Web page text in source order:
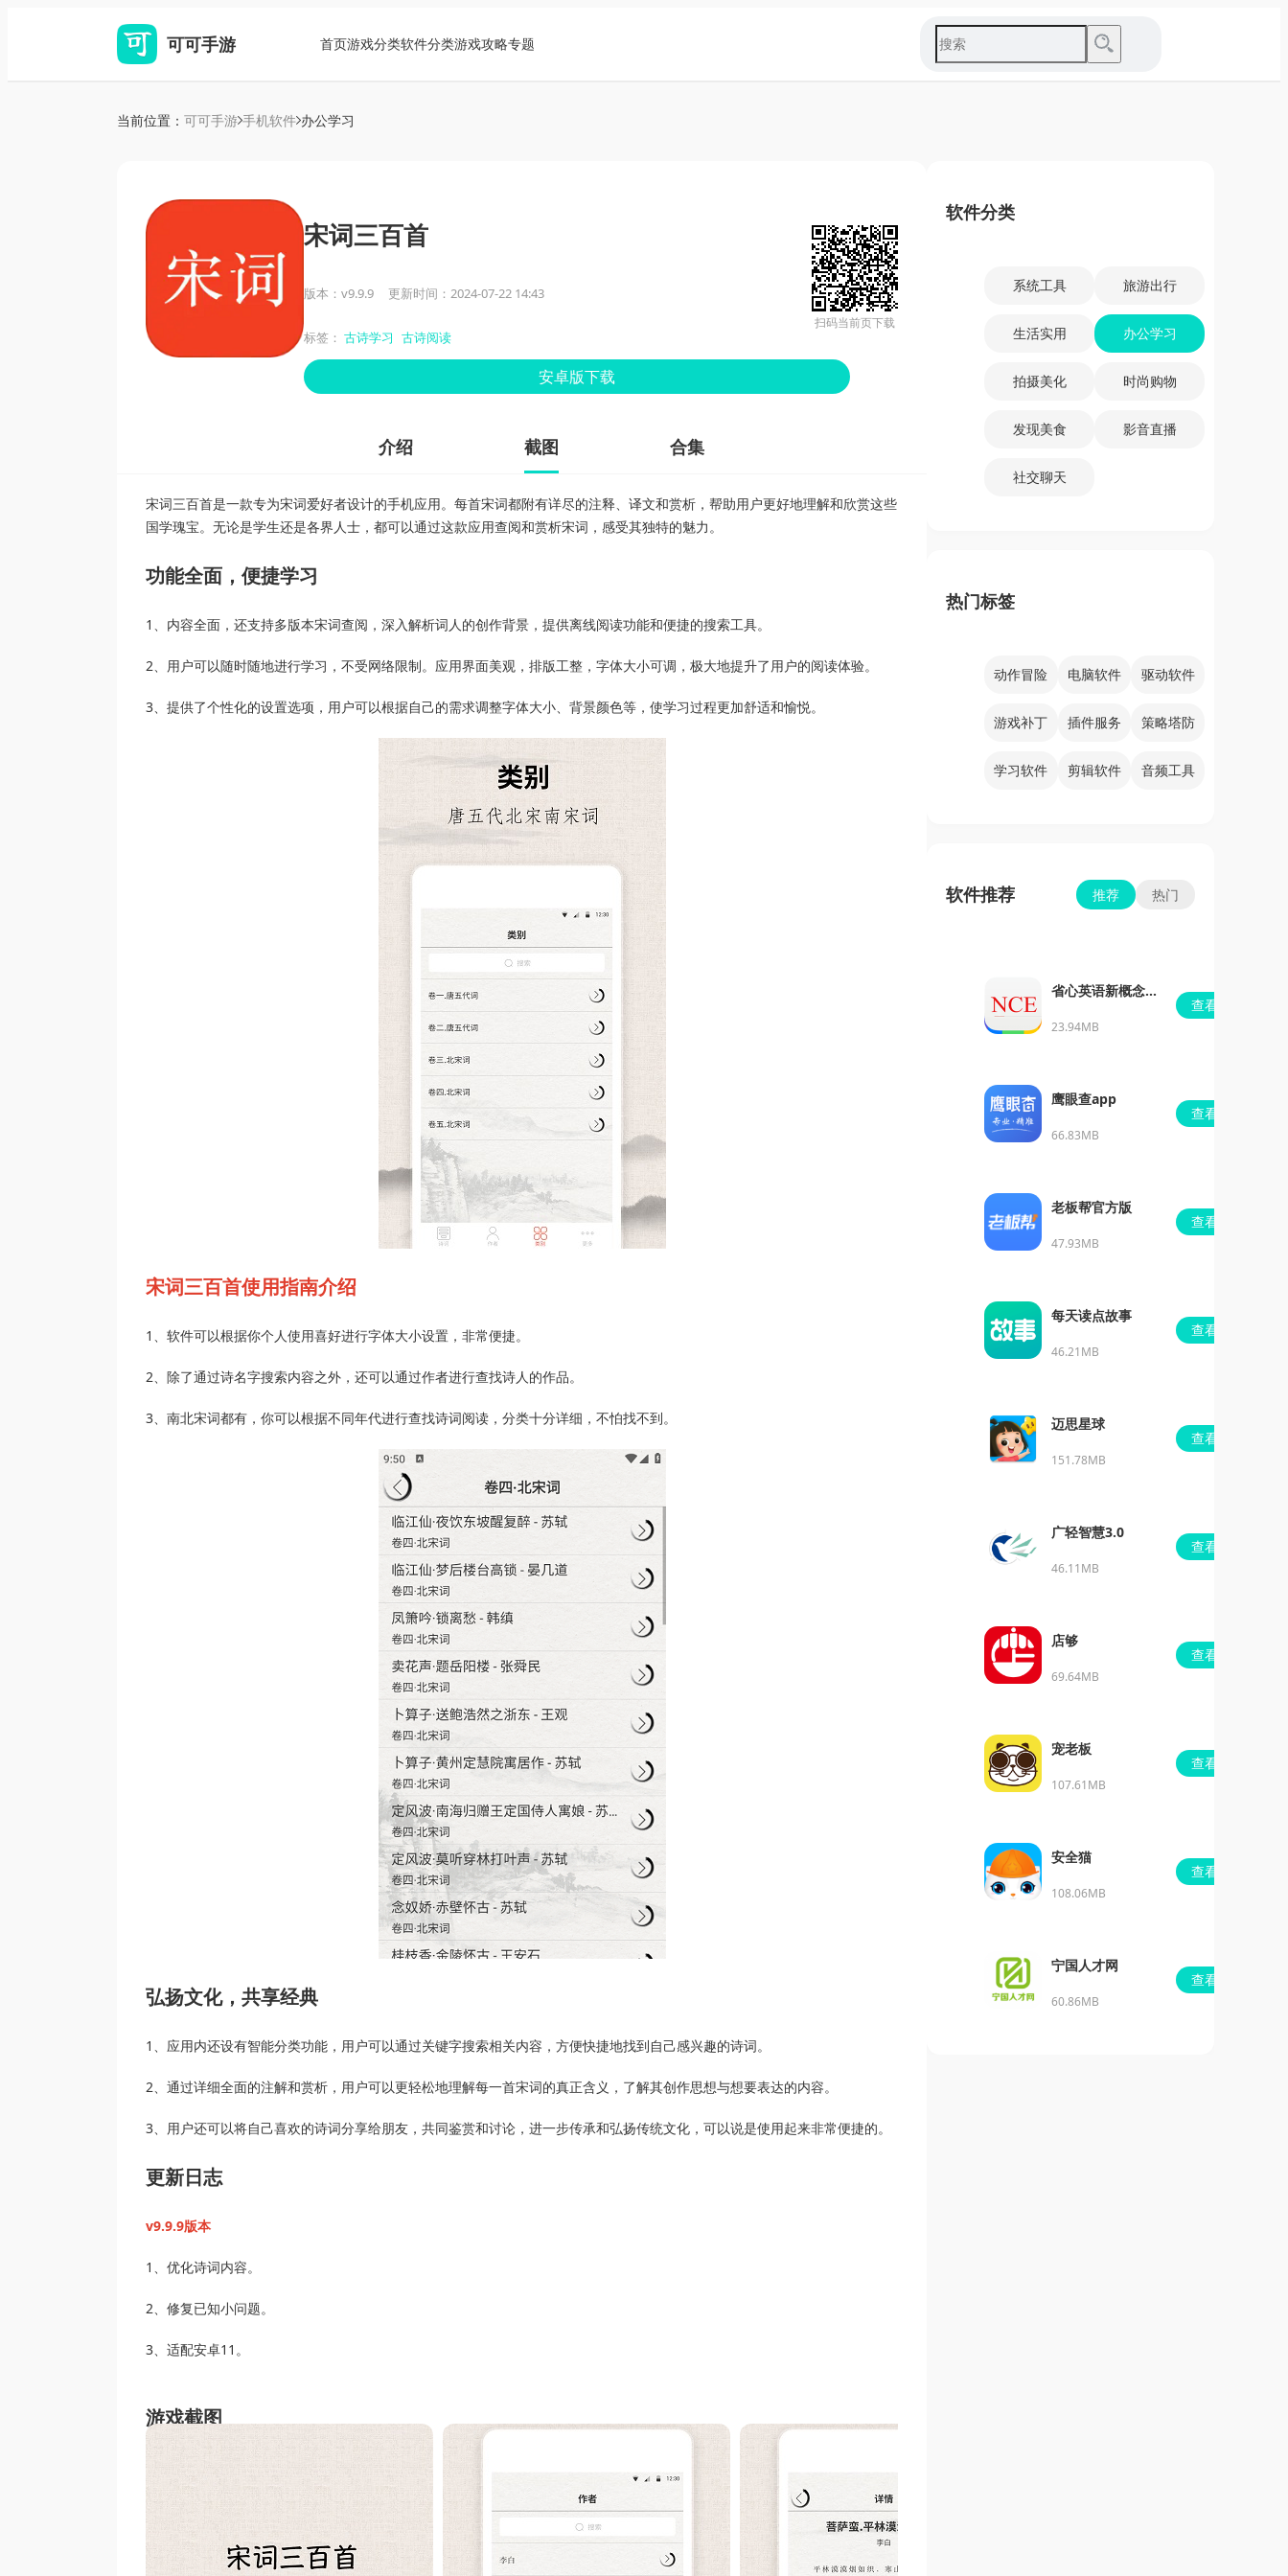
可可手游 首页游戏分类软件分类游戏攻略专题
当前位置： 可可手游 手机软件 办公学习
宋词三百首
版本：v9.9.9 更新时间：2024-07-22 14:43
标签： 古诗学习 古诗阅读
安卓版下载
扫码当前页下载
介绍 截图 合集
宋词三百首是一款专为宋词爱好者设计的手机应用。每首宋词都附有详尽的注释、译文和赏析，帮助用户更好地理解和欣赏这些
国学瑰宝。无论是学生还是各界人士，都可以通过这款应用查阅和赏析宋词，感受其独特的魅力。
功能全面，便捷学习
1、内容全面，还支持多版本宋词查阅，深入解析词人的创作背景，提供离线阅读功能和便捷的搜索工具。
2、用户可以随时随地进行学习，不受网络限制。应用界面美观，排版工整，字体大小可调，极大地提升了用户的阅读体验。
3、提供了个性化的设置选项，用户可以根据自己的需求调整字体大小、背景颜色等，使学习过程更加舒适和愉悦。
宋词三百首使用指南介绍
1、软件可以根据你个人使用喜好进行字体大小设置，非常便捷。
2、除了通过诗名字搜索内容之外，还可以通过作者进行查找诗人的作品。
3、南北宋词都有，你可以根据不同年代进行查找诗词阅读，分类十分详细，不怕找不到。
弘扬文化，共享经典
1、应用内还设有智能分类功能，用户可以通过关键字搜索相关内容，方便快捷地找到自己感兴趣的诗词。
2、通过详细全面的注解和赏析，用户可以更轻松地理解每一首宋词的真正含义，了解其创作思想与想要表达的内容。
3、用户还可以将自己喜欢的诗词分享给朋友，共同鉴赏和讨论，进一步传承和弘扬传统文化，可以说是使用起来非常便捷的。
更新日志
v9.9.9版本
1、优化诗词内容。
2、修复已知小问题。
3、适配安卓11。
游戏截图
软件分类
系统工具 旅游出行
生活实用 办公学习
拍摄美化 时尚购物
发现美食 影音直播
社交聊天
热门标签
动作冒险 电脑软件 驱动软件
游戏补丁 插件服务 策略塔防
学习软件 剪辑软件 音频工具
软件推荐 推荐 热门
省心英语新概念安
卓版
23.94MB
查看
鹰眼查app
66.83MB
查看
老板帮官方版
47.93MB
查看
每天读点故事
46.21MB
查看
迈思星球
151.78MB
查看
广轻智慧3.0
46.11MB
查看
店够
69.64MB
查看
宠老板
107.61MB
查看
安全猫
108.06MB
查看
宁国人才网
60.86MB
查看